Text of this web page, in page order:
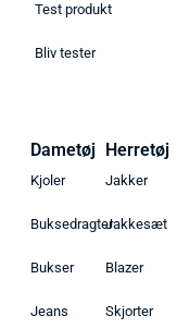
Test produkt
Bliv tester
Dametøj
Kjoler
Buksedragter
Bukser
Jeans
Herretøj
Jakker
Jakkesæt
Blazer
Skjorter